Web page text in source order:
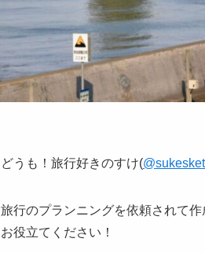
どうも！旅行好きのすけ(
旅行のプランニングを依頼されて作
お役立てください！